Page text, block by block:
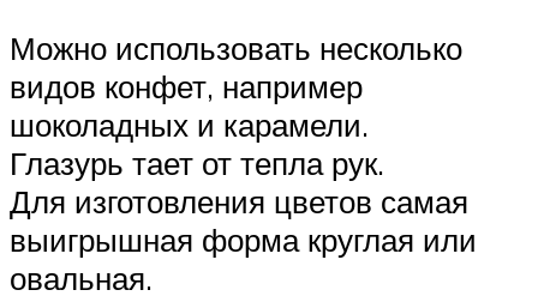
Можно использовать несколько
видов конфет, например
шоколадных и карамели.
Глазурь тает от тепла рук.
Для изготовления цветов самая
выигрышная форма круглая или
овальная.